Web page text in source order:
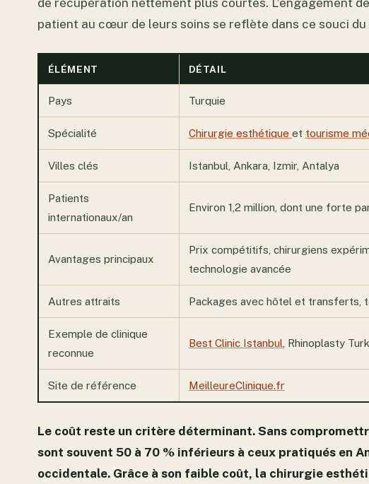
de récupération nettement plus courtes. L’engagement
patient au cœur de leurs soins se reflète dans ce souci du
ÉLÉMENT DÉTAIL
Pays Turquie
Spécialité Chirurgie esthétique et tourisme
Villes clés Istanbul, Ankara, Izmir, Antalya
Patients
internationaux/an
Environ 1,2 million, dont une forte
Avantages principaux
Prix compétitifs, chirurgiens
technologie avancée
Autres attraits Packages avec hôtel et transferts,
Exemple de clinique
reconnue
Best Clinic Istanbul , Rhinoplasty
Site de référence MeilleureClinique.fr
Le coût reste un critère déterminant. Sans
sont souvent 50 à 70 % inférieurs à ceux pratiqués en
occidentale. Grâce à son faible coût, la chirurgie